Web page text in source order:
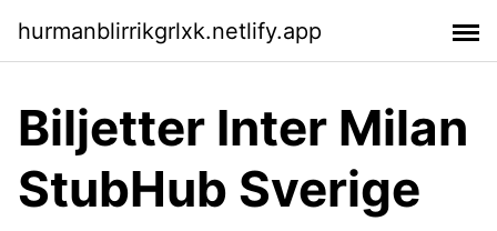
hurmanblirrikgrlxk.netlify.app
Biljetter Inter Milan
StubHub Sverige